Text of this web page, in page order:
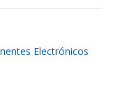
Electrónicos